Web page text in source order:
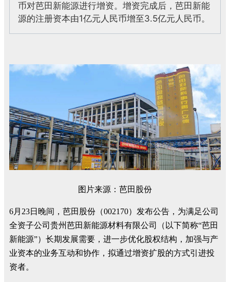
币对芭田新能源进行增资。 增资完成后，芭田新能
源的注册资本由1亿元人民币增至3.5亿元人民币。
图片来源：芭田股份
6月23日晚间，芭田股份（002170）发布公告，为满足公司
全资子公司贵州芭田新能源材料有限公司（以下简称“芭田
新能源”）长期发展需要，进一步优化股权结构，加强与产
业资本的业务互动和协作，拟通过增资扩股的方式引进投
资者。